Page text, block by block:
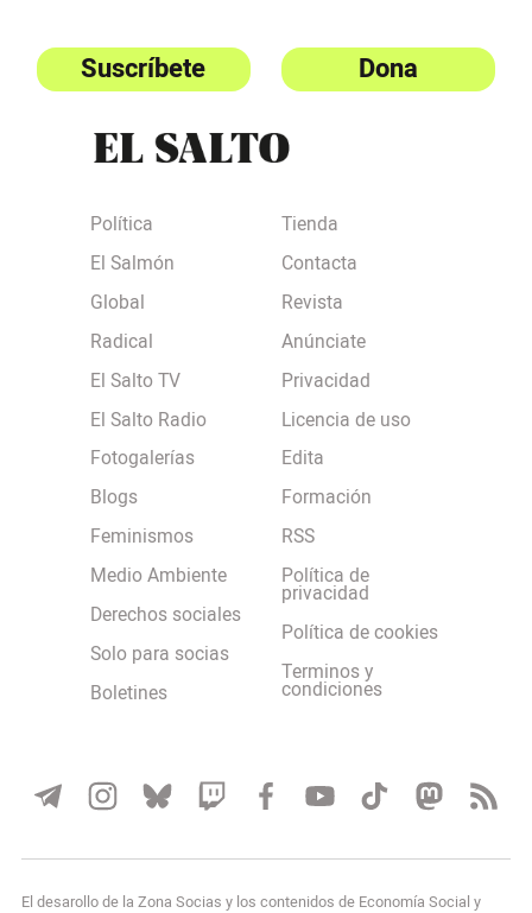
Suscríbete Dona
Política
El Salmón
Global
Radical
El Salto TV
El Salto Radio
Fotogalerías
Blogs
Feminismos
Medio Ambiente
Derechos sociales
Solo para socias
Boletines
Tienda
Contacta
Revista
Anúnciate
Privacidad
Licencia de uso
Edita
Formación
RSS
Política de
privacidad
Política de cookies
Terminos y
condiciones
El desarollo de la Zona Socias y los contenidos de Economía Social y